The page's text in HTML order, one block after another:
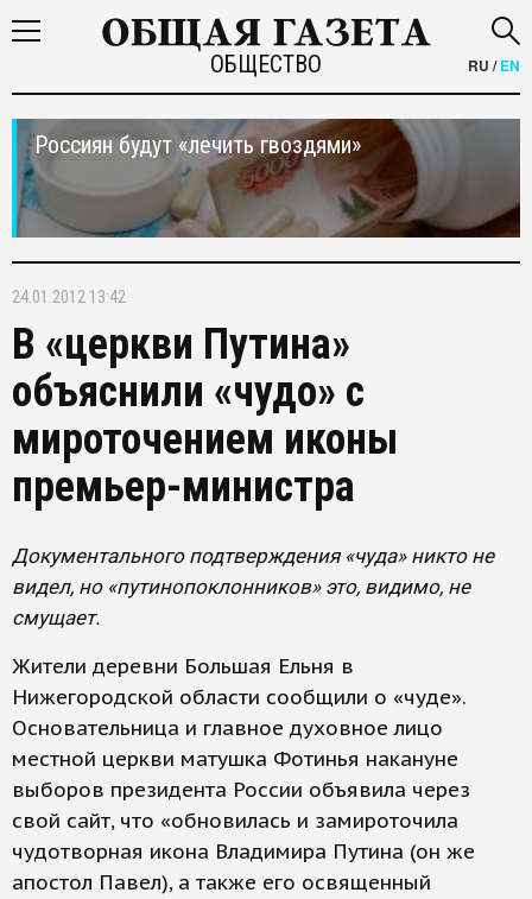
ОБЩЕСТВО RU /EN
Россиян будут «лечить гвоздями»
24.01.2012 13:42
В «церкви Путина»
объяснили «чудо» с
мироточением иконы
премьер-министра
Документального подтверждения «чуда» никто не
видел, но «путинопоклонников» это, видимо, не
смущает.
Жители деревни Большая Ельня в
Нижегородской области сообщили о «чуде».
Основательница и главное духовное лицо
местной церкви матушка Фотинья накануне
выборов президента России объявила через
свой сайт, что «обновилась и замироточила
чудотворная икона Владимира Путина (он же
апостол Павел), а также его освященный